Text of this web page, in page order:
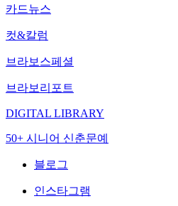
카드뉴스
컷&칼럼
브라보스페셜
브라보리포트
DIGITAL LIBRARY
50+ 시니어 신춘문예
블로그
인스타그램